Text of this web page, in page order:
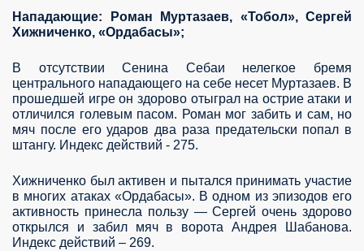
Нападающие: Роман Муртазаев, «Тобол», Сергей
Хижниченко, «Ордабасы»;
В отсутствии Сенина Себаи нелегкое бремя
центрального нападающего на себе несет Муртазаев. В
прошедшей игре он здорово отыграл на острие атаки и
отличился голевым пасом. Роман мог забить и сам, но
мяч после его ударов два раза предательски попал в
штангу. Индекс действий - 275.
Хижниченко был активен и пытался принимать участие
в многих атаках «Ордабасы». В одном из эпизодов его
активность принесла пользу — Сергей очень здорово
открылся и забил мяч в ворота Андрея Шабанова.
Индекс действий – 269.